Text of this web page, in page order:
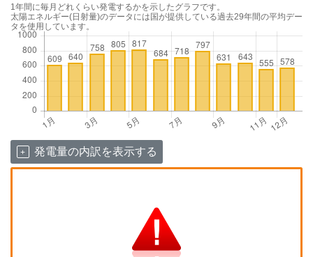
1年間に毎月どれくらい発電するかを示したグラフです。
太陽エネルギー(日射量)のデータには国が提供している過去29年間の平均デー
タを使用しています。
発電量の内訳を表示する